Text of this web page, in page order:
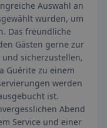
Auswahl an
wurden, um
Das freundliche
Gästen gerne zur
sicherzustellen,
Guérite zu einem
werden
ist.
Abend
Service und einer